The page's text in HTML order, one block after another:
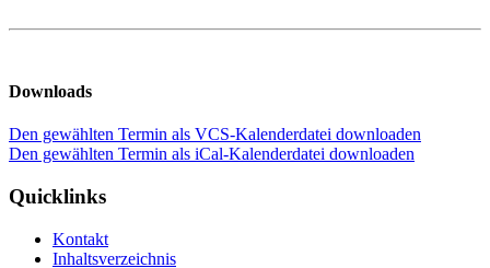
Downloads
Den gewählten Termin als VCS-Kalenderdatei downloaden
Den gewählten Termin als iCal-Kalenderdatei downloaden
Quicklinks
Kontakt
Inhaltsverzeichnis